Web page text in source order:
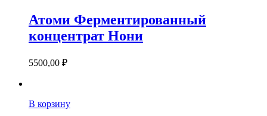
Атоми Ферментированный
концентрат Нони
5500,00 ₽
В корзину